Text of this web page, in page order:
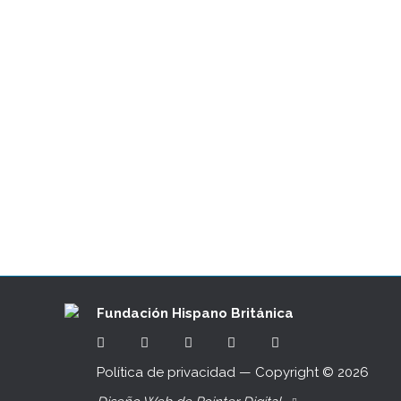
Fundación Hispano Británica
Política de privacidad — Copyright © 2026